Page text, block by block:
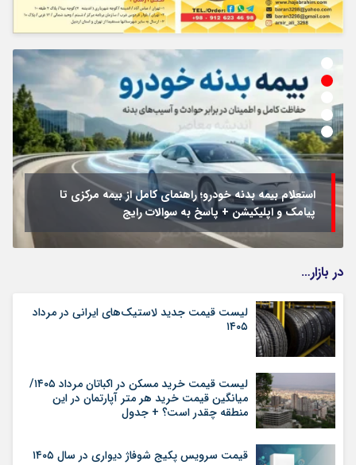
استعلام بیمه بدنه خودرو؛ راهنمای کامل از بیمه مرکزی تا
پیامک و اپلیکیشن + پاسخ به سوالات رایج
در بازار…
لیست قیمت جدید لاستیک‌های ایرانی در مرداد
۱۴۰۵
لیست قیمت خرید مسکن در اکباتان مرداد ۱۴۰۵/
میانگین قیمت خرید هر متر آپارتمان در این
منطقه چقدر است؟ + جدول
قیمت سرویس پکیج شوفاژ دیواری در سال ۱۴۰۵